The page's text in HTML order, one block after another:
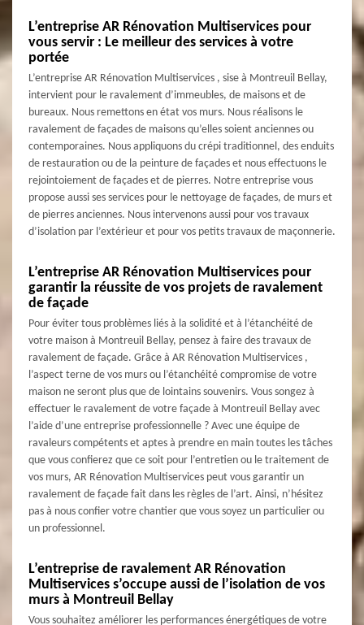
L’entreprise AR Rénovation Multiservices pour
vous servir : Le meilleur des services à votre
portée
L’entreprise AR Rénovation Multiservices , sise à Montreuil Bellay,
intervient pour le ravalement d’immeubles, de maisons et de
bureaux. Nous remettons en état vos murs. Nous réalisons le
ravalement de façades de maisons qu’elles soient anciennes ou
contemporaines. Nous appliquons du crépi traditionnel, des enduits
de restauration ou de la peinture de façades et nous effectuons le
rejointoiement de façades et de pierres. Notre entreprise vous
propose aussi ses services pour le nettoyage de façades, de murs et
de pierres anciennes. Nous intervenons aussi pour vos travaux
d’isolation par l’extérieur et pour vos petits travaux de maçonnerie.
L’entreprise AR Rénovation Multiservices pour
garantir la réussite de vos projets de ravalement
de façade
Pour éviter tous problèmes liés à la solidité et à l’étanchéité de
votre maison à Montreuil Bellay, pensez à faire des travaux de
ravalement de façade. Grâce à AR Rénovation Multiservices ,
l’aspect terne de vos murs ou l’étanchéité compromise de votre
maison ne seront plus que de lointains souvenirs. Vous songez à
effectuer le ravalement de votre façade à Montreuil Bellay avec
l’aide d’une entreprise professionnelle ? Avec une équipe de
ravaleurs compétents et aptes à prendre en main toutes les tâches
que vous confierez que ce soit pour l’entretien ou le traitement de
vos murs, AR Rénovation Multiservices peut vous garantir un
ravalement de façade fait dans les règles de l’art. Ainsi, n’hésitez
pas à nous confier votre chantier que vous soyez un particulier ou
un professionnel.
L’entreprise de ravalement AR Rénovation
Multiservices s’occupe aussi de l’isolation de vos
murs à Montreuil Bellay
Vous souhaitez améliorer les performances énergétiques de votre